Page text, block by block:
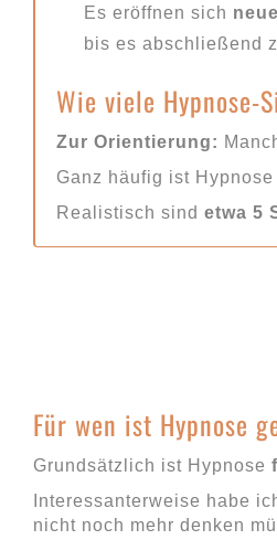
Es eröffnen sich
bis es abschließend
Wie viele Hypnose-
Zur Orientierung:
Ganz häufig ist
Realistisch sind etwa 5
Für wen ist Hypnose
Grundsätzlich ist Hypnose
Interessanterweise habe
nicht noch mehr denken